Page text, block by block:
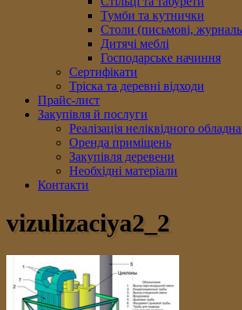
Тумби та кутнички
Столи (письмові,
Дитячі меблі
Господарське начиння
Сертифікати
Тріска та деревні відходи
Прайс-лист
Закупівля й послуги
Реалізація неліквідного
Оренда приміщень
Закупівля деревени
Необхідні матеріали
Контакти
vizulizaciya2_2